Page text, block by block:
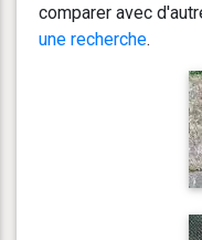
comparer avec
une recherche.